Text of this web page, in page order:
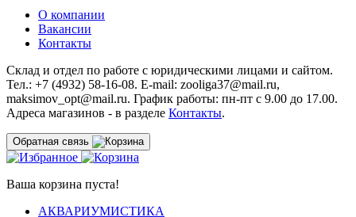
О компании
Вакансии
Контакты
Склад и отдел по работе с юридическими лицами и сайтом.
Тел.: +7 (4932) 58-16-08. E-mail: zooliga37@mail.ru,
maksimov_opt@mail.ru. График работы: пн-пт с 9.00 до 17.00.
Адреса магазинов - в разделе Контакты.
Обратная связь
Ваша корзина пуста!
АКВАРИУМИСТИКА